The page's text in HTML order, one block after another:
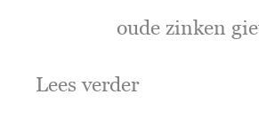
oude zinken
Lees verder